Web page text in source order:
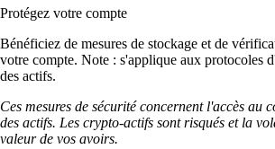
Protégez votre compte
Bénéficiez de mesures de stockage et de
votre compte. Note : s'applique aux protocoles
des actifs.
Ces mesures de sécurité concernent l'accès au
des actifs. Les crypto-actifs sont risqués et la
valeur de vos avoirs.